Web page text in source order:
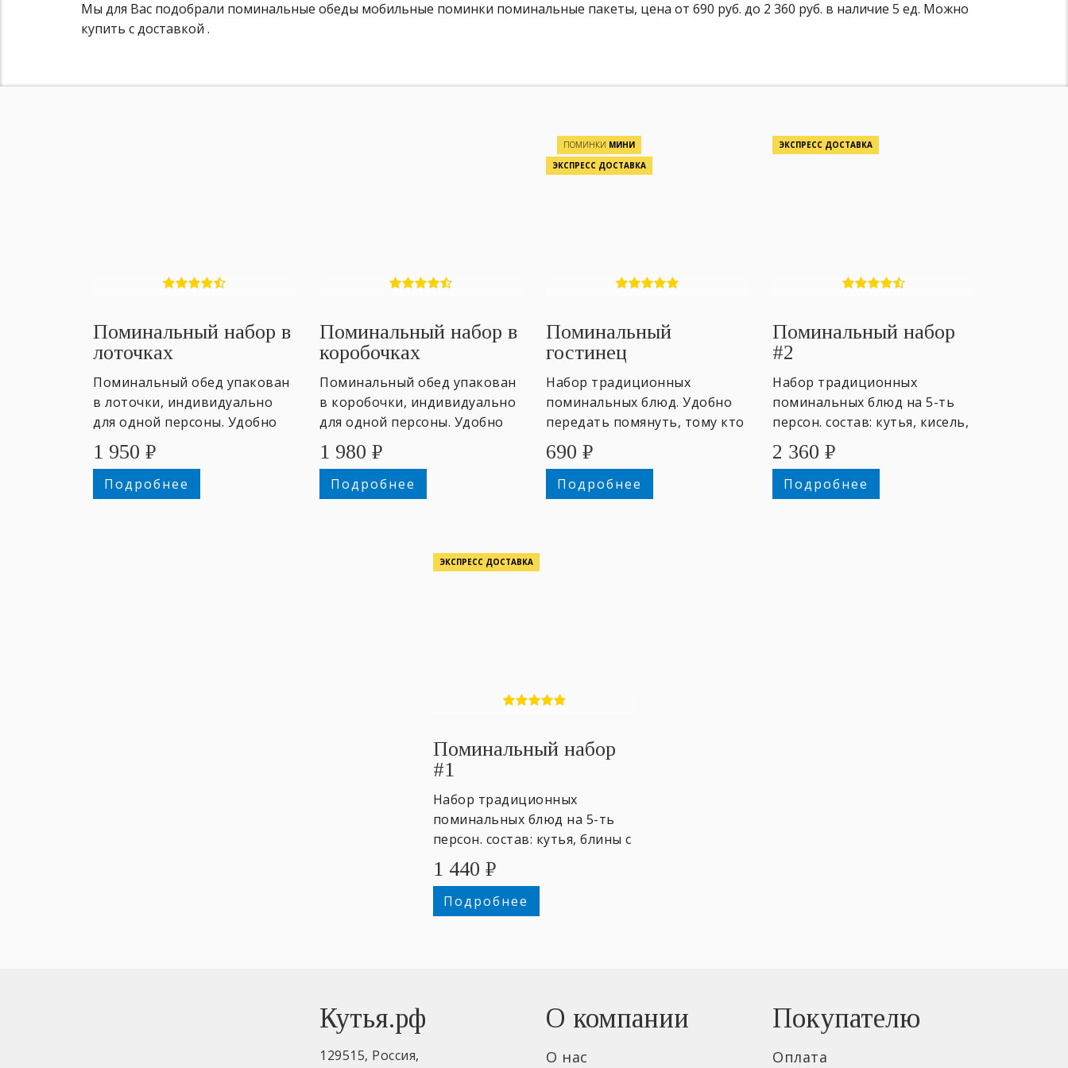
Мы для Вас подобрали поминальные обеды мобильные поминки поминальные пакеты, цена от 690 руб. до 2 360 руб. в наличие 5 ед. Можно
купить с доставкой .
Поминальный набор в
лоточках
Поминальный обед упакован
в лоточки, индивидуально
для одной персоны. Удобно
передать помянуть.
1 950 ₽
Подробнее
Поминальный набор в
коробочках
Поминальный обед упакован
в коробочки, индивидуально
для одной персоны. Удобно
передать помянуть.
1 980 ₽
Подробнее
ПОМИНКИ МИНИ
ЭКСПРЕСС ДОСТАВКА
Поминальный
гостинец
Набор традиционных
поминальных блюд. Удобно
передать помянуть, тому кто
не смог присутствовать на
поминках.
690 ₽
Подробнее
ЭКСПРЕСС ДОСТАВКА
Поминальный набор
#2
Набор традиционных
поминальных блюд на 5-ть
персон. состав: кутья, кисель,
пирожки, блины с мёдом.
2 360 ₽
Подробнее
ЭКСПРЕСС ДОСТАВКА
Поминальный набор
#1
Набор традиционных
поминальных блюд на 5-ть
персон. состав: кутья, блины с
мёдом.
1 440 ₽
Подробнее
Кутья.рф
129515, Россия,
О компании
О нас
Покупателю
Оплата